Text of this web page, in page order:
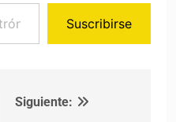
Suscribirse
Siguiente: